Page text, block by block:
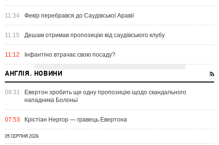
11:34 Фекір перебрався до Саудівської Аравії
11:15 Дешам отримав пропозицію від саудівського клубу
11:12 Інфантіно втрачає свою посаду?
АНГЛІЯ. НОВИНИ
08:31
Евертон зробить ще одну пропозицію щодо скандального
нападника Болоньї
07:53 Крістіан Нергор — гравець Евертона
05 СЕРПНЯ 2026